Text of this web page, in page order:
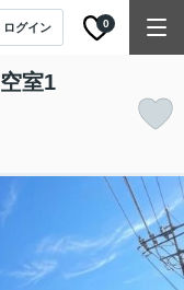
ログイン 0
空室1